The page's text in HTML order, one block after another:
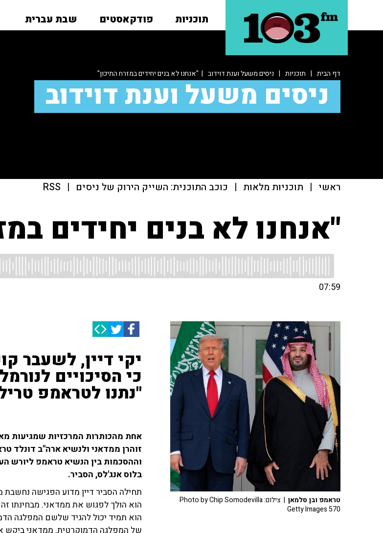
תוכניות פודקאסטים שבת עברית
דף הבית | תוכניות | ניסים משעל וענת דוידוב | "אנחנו לא בנים יחידים במזרח התיכון"
ניסים משעל וענת דוידוב
ראשי | תוכניות מלאות | כוכב התוכנית: השייק הירוק של ניסים |
RSS
"אנחנו לא בנים יחידים
07:59
יקי דיין, לשעבר
כי הסיכויים
"נתנו לטראמפ
אחת מהכותרות המרכזיות שמגיעות
זוהרן ממדאני ולנשיא ארה"ב דונלד
וההסכמות בין הנשיא טראמפ ליורש
בלוס אנג'לס, הסביר.
תחילה הסביר דיין מדוע הפגישה
הוא הולך לפגוש את ממדאני. מבחינתו זה
הוא תמיד יכול להגיד שלשם המפלגה
של המפלגה הדמוקרטית. ממדאני ביקש
טראמפ ובן סלמאן
| צילום: Photo by Chip Somodevilla
Getty Images 570